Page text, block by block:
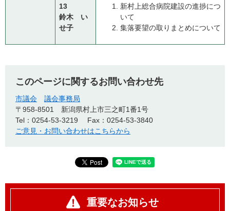
13
鈴木 い
せ子
新村上総合病院建設の進捗につ
いて
集落要望の取りまとめについて
このページに関するお問い合わせ先
市議会
議会事務局
〒958-8501
新潟県村上市三之町1番1号
Tel：0254-53-3219
Fax：0254-53-3840
ご意見・お問い合わせはこちらから
重要なお知らせ